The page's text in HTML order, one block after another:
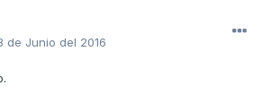
de Junio del 2016